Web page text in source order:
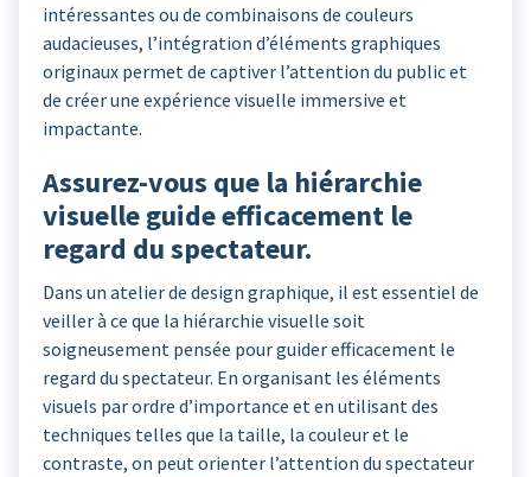
intéressantes ou de combinaisons de couleurs
audacieuses, l’intégration d’éléments graphiques
originaux permet de captiver l’attention du public et
de créer une expérience visuelle immersive et
impactante.
Assurez-vous que la hiérarchie
visuelle guide efficacement le
regard du spectateur.
Dans un atelier de design graphique, il est essentiel de
veiller à ce que la hiérarchie visuelle soit
soigneusement pensée pour guider efficacement le
regard du spectateur. En organisant les éléments
visuels par ordre d’importance et en utilisant des
techniques telles que la taille, la couleur et le
contraste, on peut orienter l’attention du spectateur